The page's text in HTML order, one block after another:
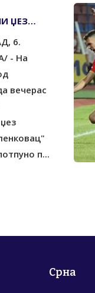
ЏЕЗ
6.
- На
вечерас
п...
Срна